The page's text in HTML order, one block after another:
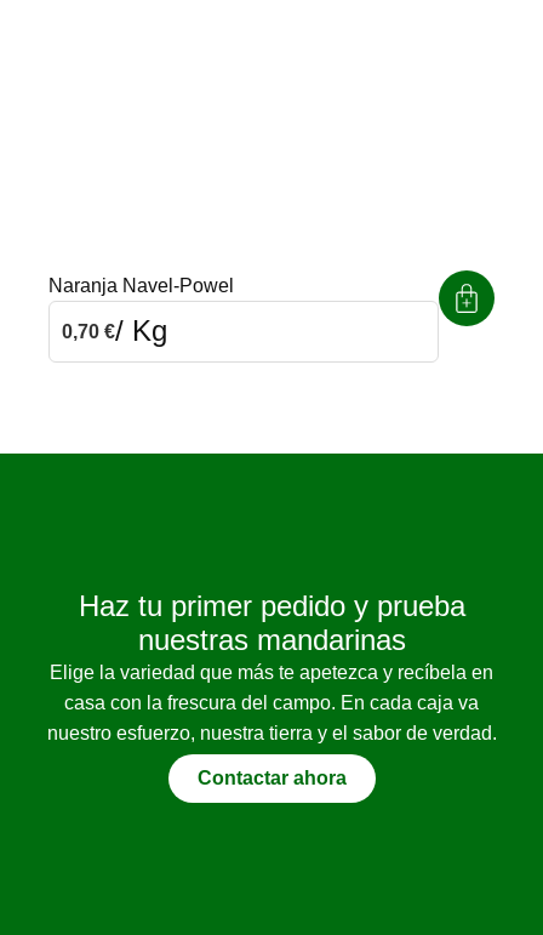
Naranja Navel-Powel
0,70 €/ Kg
Haz tu primer pedido y prueba
nuestras mandarinas
Elige la variedad que más te apetezca y recíbela en
casa con la frescura del campo. En cada caja va
nuestro esfuerzo, nuestra tierra y el sabor de verdad.
Contactar ahora